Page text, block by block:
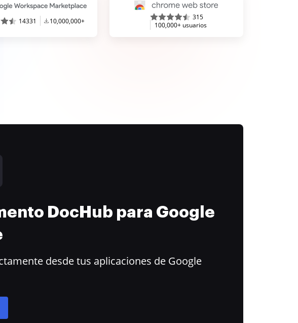
14331 10,000,000+
315
100,000+ usuarios
DocHub para Google
desde tus aplicaciones de Google